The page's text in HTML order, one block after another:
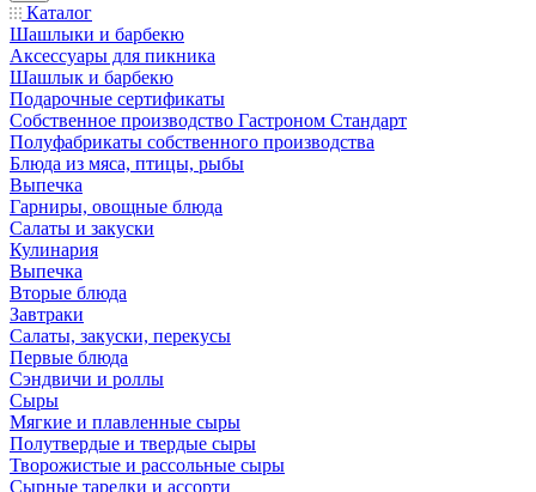
Каталог
Шашлыки и барбекю
Аксессуары для пикника
Шашлык и барбекю
Подарочные сертификаты
Собственное производство Гастроном Стандарт
Полуфабрикаты собственного производства
Блюда из мяса, птицы, рыбы
Выпечка
Гарниры, овощные блюда
Салаты и закуски
Кулинария
Выпечка
Вторые блюда
Завтраки
Салаты, закуски, перекусы
Первые блюда
Сэндвичи и роллы
Сыры
Мягкие и плавленные сыры
Полутвердые и твердые сыры
Творожистые и рассольные сыры
Сырные тарелки и ассорти